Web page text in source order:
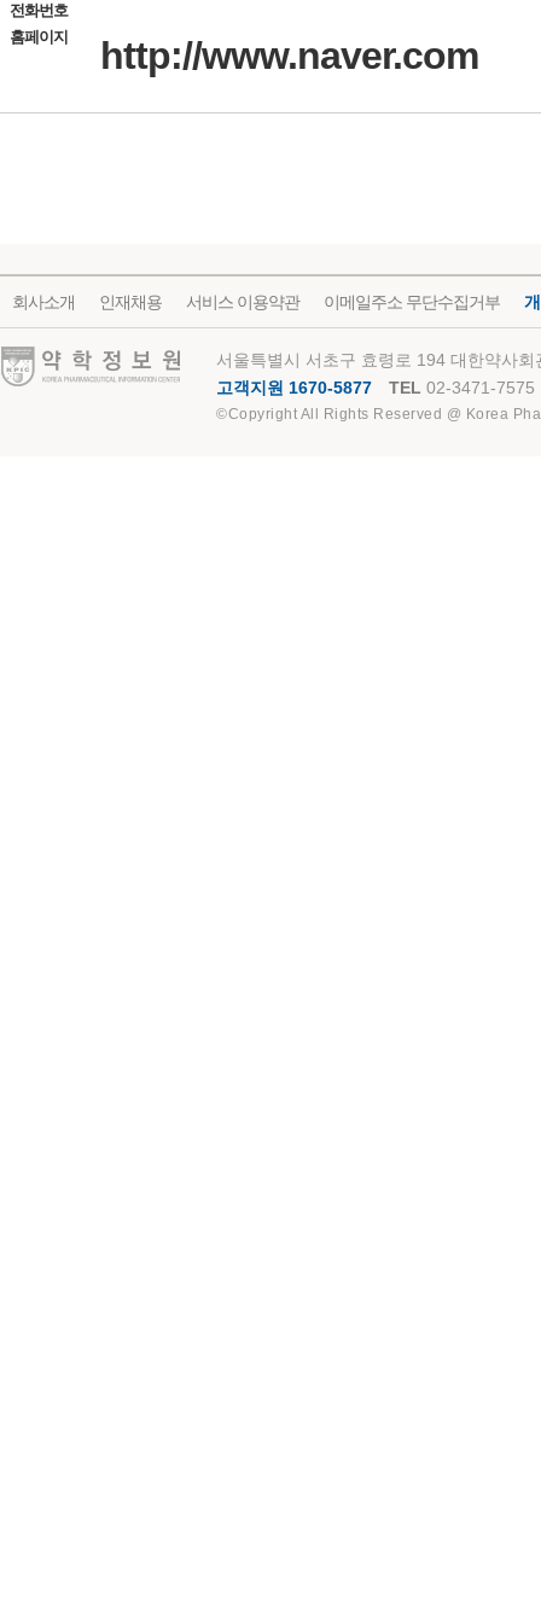
전화번호
홈페이지
http://www.naver.com
회사소개 인재채용 서비스 이용약관 이메일주소 무단수집거부
약학정보원
서울특별시 서초구 효령로 194 대한약사
고객지원 1670-5877
TEL 02-3471-7575
©Copyright All Rights Reserved @ Korea